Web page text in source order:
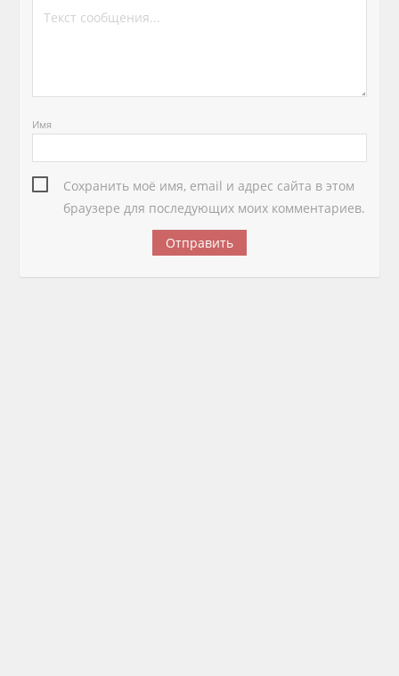
Имя
Сохранить моё имя, email и адрес сайта в этом
браузере для последующих моих комментариев.